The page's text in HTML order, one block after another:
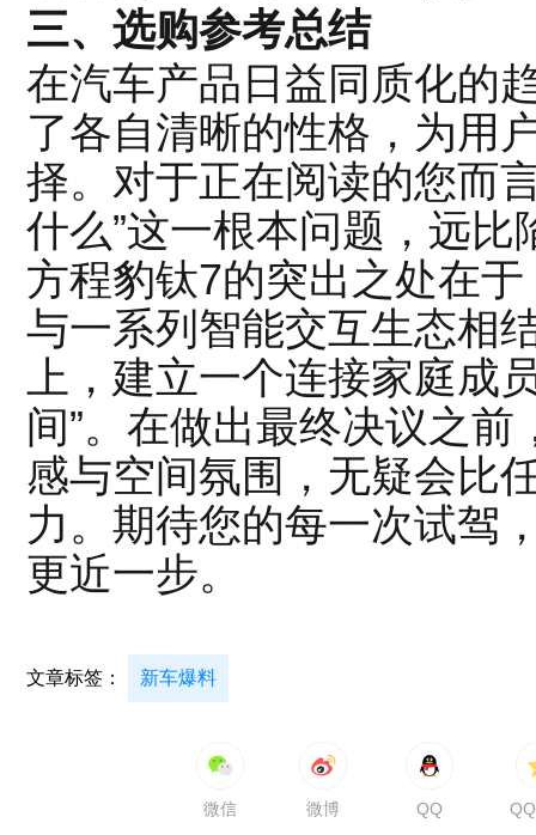
三、选购参考总结
在汽车产品日益同质化的
了各自清晰的性格，为用
择。对于正在阅读的您而
什么”这一根本问题，远
方程豹钛7的突出之处在
与一系列智能交互生态相
上，建立一个连接家庭成
间”。在做出最终决议之
感与空间氛围，无疑会比
力。期待您的每一次试驾
更近一步。
文章标签： 新车爆料
微信 微博 QQ